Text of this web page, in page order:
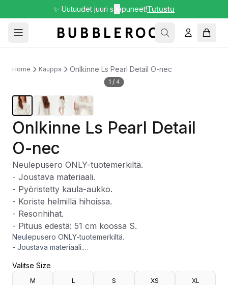
✨ Uutuudet juuri saapuneet!Tutustu
Home Kauppa Onlkinne Ls Pearl Detail O-nec
1 / 4
Onlkinne Ls Pearl Detail
O-nec
Neulepusero ONLY-tuotemerkiltä.
- Joustava materiaali.
- Pyöristetty kaula-aukko.
- Koriste helmillä hihoissa.
- Resorihihat.
- Pituus edestä: 51 cm koossa S.
Neulepusero ONLY-tuotemerkiltä.
- Joustava materiaali.
- Koriste helmillä hihoissa.
- Resorihihat.
Valitse Size
M L S XS XL